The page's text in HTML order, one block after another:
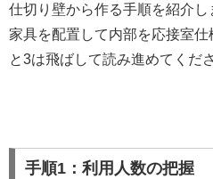
仕切り壁から作る手順を紹介し
家具を配置して内部を応接室
と3は飛ばして読み進めてくださ
手順1：利用人数の把握